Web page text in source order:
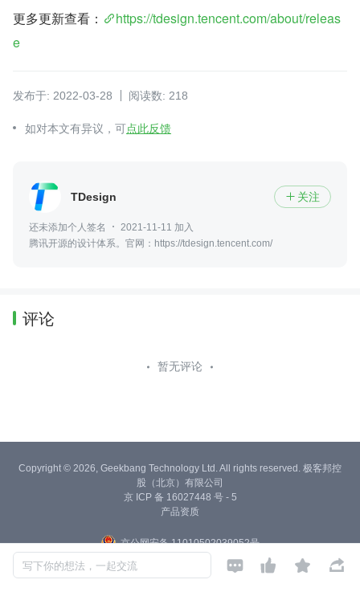
更多更新查看：
https://tdesign.tencent.com/about/releas
e
发布于: 2022-03-28 阅读数: 218
如对本文有异议，可点此反馈
TDesign  关注
还未添加个人签名
2021-11-11 加入
腾讯开源的设计体系。官网：https://tdesign.tencent.com/
评论
暂无评论
写下你的想法，一起交流    
Copyright © 2026, Geekbang Technology Ltd. All rights reserved. 极客邦控
股（北京）有限公司
京 ICP 备 16027448 号 - 5
产品资质
京公网安备 11010502039052号